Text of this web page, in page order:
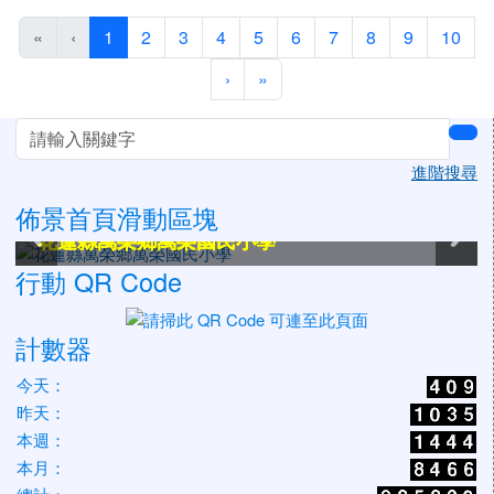
« ‹ 1 (目前頁次)
2 3 4 5 6 7 8 9
10
› 下一頁
»
左邊區域內容
進階搜尋
佈景首頁滑動區塊
花蓮縣萬榮鄉萬榮國民小學
花蓮縣萬榮鄉萬榮國民小學
花蓮縣萬榮鄉萬榮國民小學
花蓮縣萬榮鄉萬榮國民小學
花蓮縣萬榮鄉萬榮國民小學
花蓮縣萬榮鄉萬榮國民小學
行動 QR Code
計數器
今天：
昨天：
本週：
本月：